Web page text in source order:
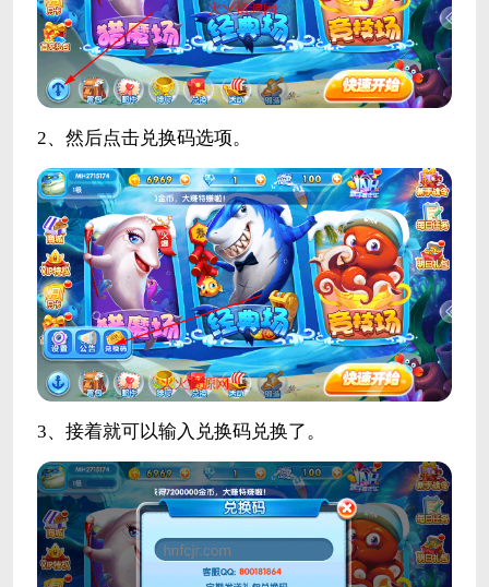
2、然后点击兑换码选项。
3、接着就可以输入兑换码兑换了。